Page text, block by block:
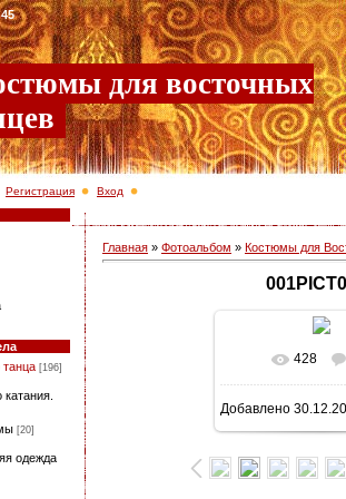
для восточных
Регистрация Вход
[196]
[20]
одежда
Главная » Фотоальбом » Костюмы для
В
768x1024/
428
Добавлено